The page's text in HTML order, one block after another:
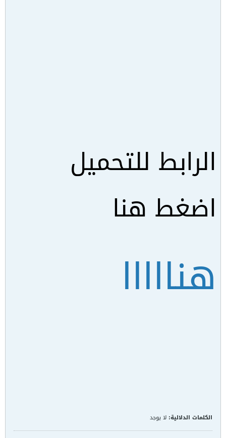
الرابط للتحميل
اضغط هنا
هنااااا
الكلمات الدلالية: لا يوجد